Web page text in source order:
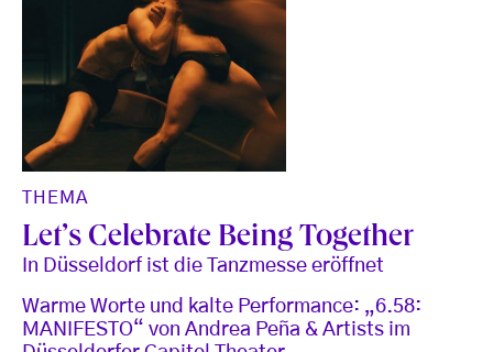
THEMA
Let’s Celebrate Being Together
In Düsseldorf ist die Tanzmesse eröffnet
Warme Worte und kalte Performance: „6.58:
MANIFESTO“ von Andrea Peña & Artists im